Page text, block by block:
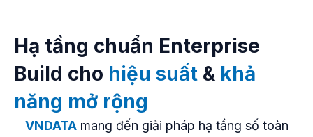
Hạ tầng chuẩn Enterprise
Build cho hiệu suất & khả
năng mở rộng
VNDATAmang đến giải pháp hạ tầng số toàn